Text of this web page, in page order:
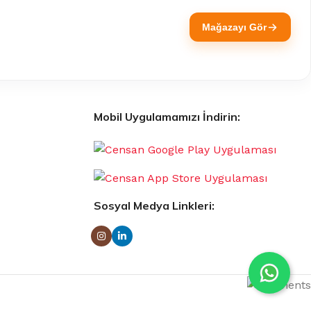
Mağazayı Gör
Mobil Uygulamamızı İndirin:
Sosyal Medya Linkleri: